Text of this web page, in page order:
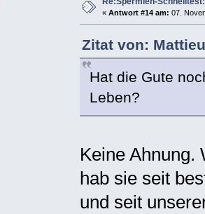
« Antwort #14 am: 07.
Zitat von:
Hat die Gute
Leben?
Keine Ahnung.
hab sie seit
und seit